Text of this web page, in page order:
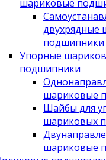
шариковые
двухрядные
подшипники
Упорные
подшипники
шариковые
Шайбы для
шариковых
шариковые